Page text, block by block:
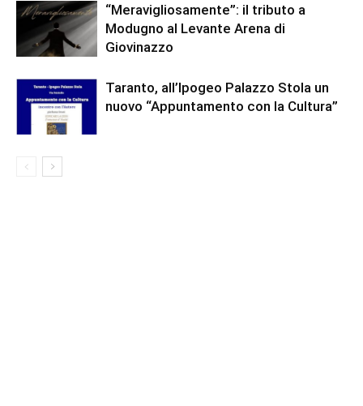
“Meravigliosamente”: il tributo a
Modugno al Levante Arena di
Giovinazzo
Taranto, all’Ipogeo Palazzo Stola un
nuovo “Appuntamento con la Cultura”